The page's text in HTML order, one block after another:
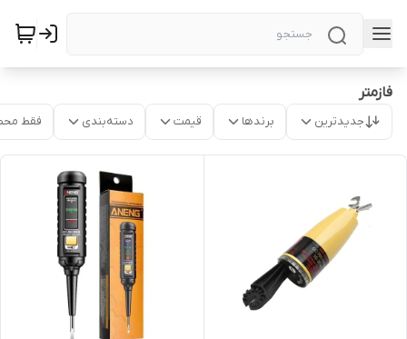
فازمتر
جدیدترین برندها قیمت دسته‌بندی فقط